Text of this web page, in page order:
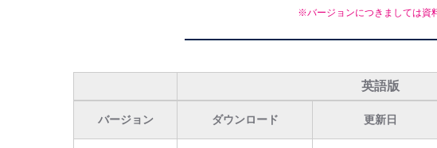
※バージョンにつきましては資
英語版
バージョン ダウンロード 更新日